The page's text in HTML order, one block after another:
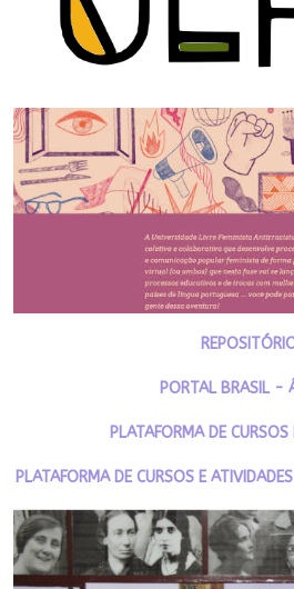
PORTAL BRASIL -
PLATAFORMA DE
PLATAFORMA DE CURSOS E